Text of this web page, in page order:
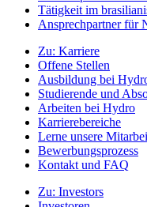
Tätigkeit im
Ansprechpartner für
Zu: Karriere
Offene Stellen
Ausbildung bei
Studierende und
Arbeiten bei Hydro
Karrierebereiche
Lerne unsere
Bewerbungsprozess
Kontakt und FAQ
Zu: Investors